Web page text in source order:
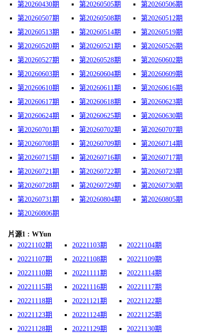
第20260430期
第20260505期
第20260506期
第20260507期
第20260508期
第20260512期
第20260513期
第20260514期
第20260519期
第20260520期
第20260521期
第20260526期
第20260527期
第20260528期
第20260602期
第20260603期
第20260604期
第20260609期
第20260610期
第20260611期
第20260616期
第20260617期
第20260618期
第20260623期
第20260624期
第20260625期
第20260630期
第20260701期
第20260702期
第20260707期
第20260708期
第20260709期
第20260714期
第20260715期
第20260716期
第20260717期
第20260721期
第20260722期
第20260723期
第20260728期
第20260729期
第20260730期
第20260731期
第20260804期
第20260805期
第20260806期
片源1 : WYun
20221102期
20221103期
20221104期
20221107期
20221108期
20221109期
20221110期
20221111期
20221114期
20221115期
20221116期
20221117期
20221118期
20221121期
20221122期
20221123期
20221124期
20221125期
20221128期
20221129期
20221130期